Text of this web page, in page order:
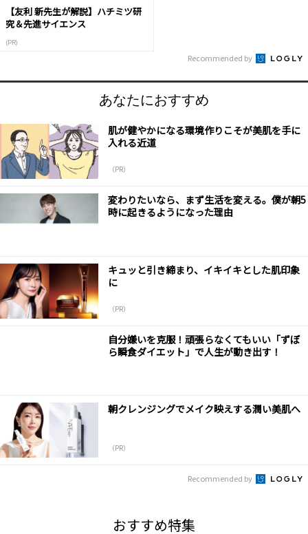
【友利 新先生が解説】ハチミツ研
究＆先進サイエンス
(PR)
Recommended by
あなたにおすすめ
肌が健やかになる環境作りこそが美肌を手に
入れる近道
（PR）
変わりたいなら、まず生活を変える。僕が朝5
時に起きるようになった理由
キュッと引き締まり、イキイキとした肌印象
に
（PR）
自分嫌いを克服！頑張らなくてもいい「ずぼ
ら瞬食ダイエット」で人生が動き出す！
朝クレンジングでメイク映えする潤い美肌へ
（PR）
Recommended by
おすすめ特集